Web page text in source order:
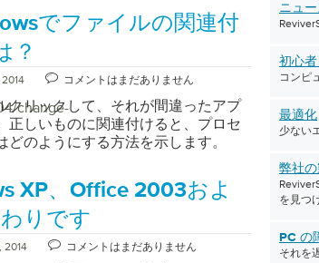
change-
でファイルの関連付
？
コメントはまだありません
クリックして、それが間違ったアプ
正しいものに関連付けると、プロセ
のようにする方法を示します。
XP、Office 2003およ
りです
2014 コメントはまだありません
ニュー
初心
コンピ
最適化
少ない
弊社の
を見つ
PC の
それを